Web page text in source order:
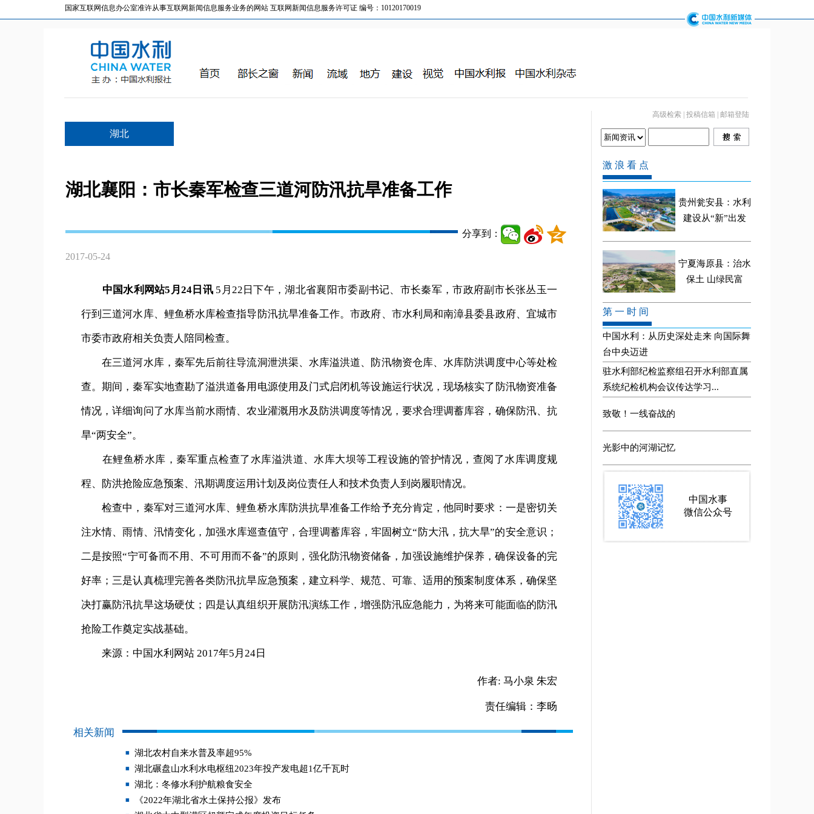
国家互联网信息办公室准许从事互联网新闻信息服务业务的网站 互联网新闻信息服务许可证 编号：10120170019
湖北
高级检索 投稿信箱 邮箱登陆
湖北襄阳：市长秦军检查三道河防汛抗旱准备工作
分享到：
2017-05-24
中国水利网站5月24日讯5月22日下午，湖北省襄阳市委副书记、市长秦军，市政府副市长张丛玉一
行到三道河水库、鲤鱼桥水库检查指导防汛抗旱准备工作。市政府、市水利局和南漳县委县政府、宜城市
市委市政府相关负责人陪同检查。
在三道河水库，秦军先后前往导流洞泄洪渠、水库溢洪道、防汛物资仓库、水库防洪调度中心等处检
查。期间，秦军实地查勘了溢洪道备用电源使用及门式启闭机等设施运行状况，现场核实了防汛物资准备
情况，详细询问了水库当前水雨情、农业灌溉用水及防洪调度等情况，要求合理调蓄库容，确保防汛、抗
旱“两安全”。
在鲤鱼桥水库，秦军重点检查了水库溢洪道、水库大坝等工程设施的管护情况，查阅了水库调度规
程、防洪抢险应急预案、汛期调度运用计划及岗位责任人和技术负责人到岗履职情况。
检查中，秦军对三道河水库、鲤鱼桥水库防洪抗旱准备工作给予充分肯定，他同时要求：一是密切关
注水情、雨情、汛情变化，加强水库巡查值守，合理调蓄库容，牢固树立“防大汛，抗大旱”的安全意识；
二是按照“宁可备而不用、不可用而不备”的原则，强化防汛物资储备，加强设施维护保养，确保设备的完
好率；三是认真梳理完善各类防汛抗旱应急预案，建立科学、规范、可靠、适用的预案制度体系，确保坚
决打赢防汛抗旱这场硬仗；四是认真组织开展防汛演练工作，增强防汛应急能力，为将来可能面临的防汛
抢险工作奠定实战基础。
来源：中国水利网站 2017年5月24日
作者: 马小泉 朱宏
责任编辑：李旸
相关新闻
湖北农村自来水普及率超95%
湖北碾盘山水利水电枢纽2023年投产发电超1亿千瓦时
湖北：冬修水利护航粮食安全
《2022年湖北省水土保持公报》发布